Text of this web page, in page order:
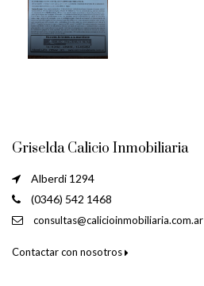
Griselda Calicio Inmobiliaria
Alberdi 1294
(0346) 542 1468
consultas@calicioinmobiliaria.com.ar
Contactar con nosotros